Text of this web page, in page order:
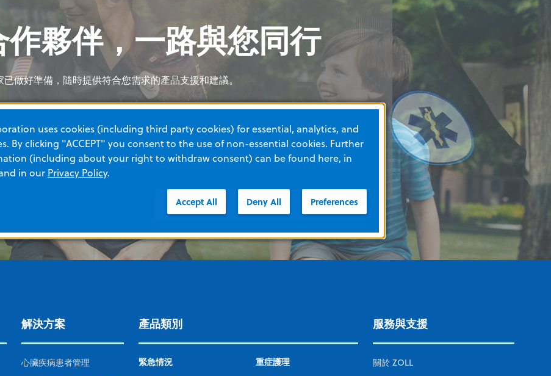
夥伴，一路與您同行
做好準備，隨時提供符合您需求的產品支援和建議。
夥伴，一路與您同行
做好準備，隨時提供符合您需求的產品支援和建議。
夥伴，一路與您同行
做好準備，隨時提供符合您需求的產品支援和建議。
夥伴，一路與您同行
做好準備，隨時提供符合您需求的產品支援和建議。
解決方案
心臟疾病患者管理
產品類別
緊急情況 重症護理
服務與支援
關於 ZOLL
uses cookies (including third party cookies) for essential, analytics, and
By clicking "ACCEPT" you consent to the use of non-essential cookies. Further
(including about your right to withdraw consent) can be found here, in
in our Privacy Policy.
Accept All Deny All Preferences